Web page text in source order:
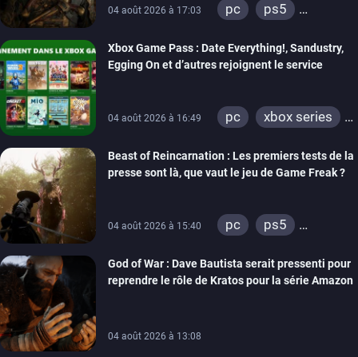
04 août 2026 à 17:03 pc
ps5
Xbox Game Pass : Date Everything!, Sandustry,
Egging On et d’autres rejoignent le service
04 août 2026 à 16:49 pc
xbox series
Beast of Reincarnation : Les premiers tests de la
presse sont là, que vaut le jeu de Game Freak ?
04 août 2026 à 15:40 pc
ps5
God of War : Dave Bautista serait pressenti pour
reprendre le rôle de Kratos pour la série Amazon
04 août 2026 à 13:08